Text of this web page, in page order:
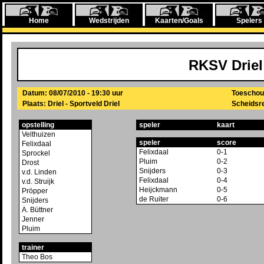
Home Wedstrijden Kaarten/Goals Spelers
RKSV Driel
Datum: 08/07/2010 - 19:30 uur
Plaats: Driel - Sportveld Driel
opstelling
Velthuizen
Felixdaal
Sprockel
Drost
v.d. Linden
v.d. Struijk
Pröpper
Snijders
A. Büttner
Jenner
Pluim
trainer
Theo Bos
speler kaart
speler
score
Felixdaal
0-1
Pluim
0-2
Snijders
0-3
Felixdaal
0-4
Heijckmann
0-5
de Ruiter
0-6